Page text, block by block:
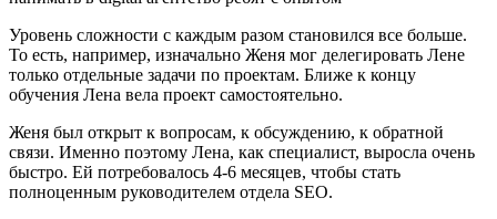
Уровень сложности с каждым разом становился все больше.
То есть, например, изначально Женя мог делегировать Лене
только отдельные задачи по проектам. Ближе к концу
обучения Лена вела проект самостоятельно.
Женя был открыт к вопросам, к обсуждению, к обратной
связи. Именно поэтому Лена, как специалист, выросла очень
быстро. Ей потребовалось 4-6 месяцев, чтобы стать
полноценным руководителем отдела SEO.